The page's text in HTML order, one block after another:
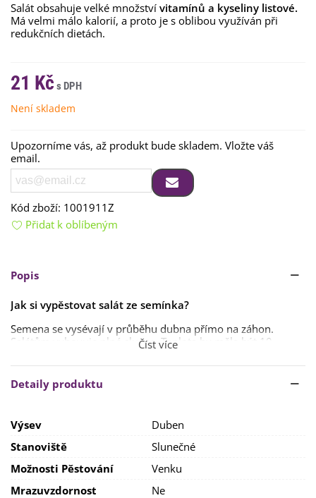
Salát obsahuje velké množství vitamínů a kyseliny listové.
Má velmi málo kalorií, a proto je s oblibou využíván při
redukčních dietách.
21 Kč
Není skladem
Upozorníme vás, až produkt bude skladem. Vložte váš
email.
Kód zboží: 1001911Z
Přidat k oblíbeným
Popis
Jak si vypěstovat salát ze semínka?
Semena se vysévají v průběhu dubna přímo na záhon.
Salátům vyhovuje plné slunce. Teplota by měla být 10 -
Pro zajištění optimální teploty a také pro ochranu před
škůdci doporučujeme zakrýt sazenice netkanou textilií.
Nedoporučuje se přímé hnojení. Abyste si zajistili chutnou
úrodu, je nutné salát pravidelně zalévat.
Číst více
Detaily produktu
Výsev
Duben
Stanoviště
Slunečné
Možnosti Pěstování
Venku
Mrazuvzdornost
Ne